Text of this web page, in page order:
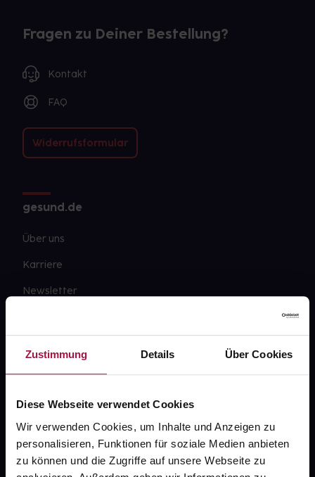
Zustimmung Details Über Cookies
Diese Webseite verwendet Cookies
Wir verwenden Cookies, um Inhalte und Anzeigen zu
personalisieren, Funktionen für soziale Medien anbieten
zu können und die Zugriffe auf unsere Webseite zu
Fragen zu Deiner Bestellung?
Kontakt
FAQ
Widerrufsformular
gesund.de
Über uns
Karriere
Newsletter
Datenschutz
AGB
Impressum